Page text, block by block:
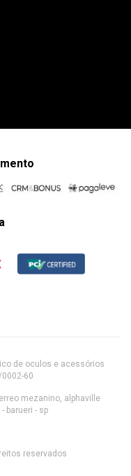
de oculos e acessórios
60
mezanino, alphaville
barueri - sp
reservados